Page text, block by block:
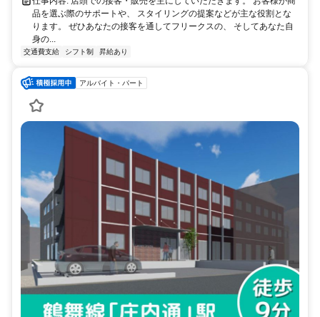
品を選ぶ際のサポートや、 スタイリングの提案などが主な役割とな
ります。 ぜひあなたの接客を通してフリークスの、 そしてあなた自
身の...
交通費支給 シフト制 昇給あり
アルバイト・パート